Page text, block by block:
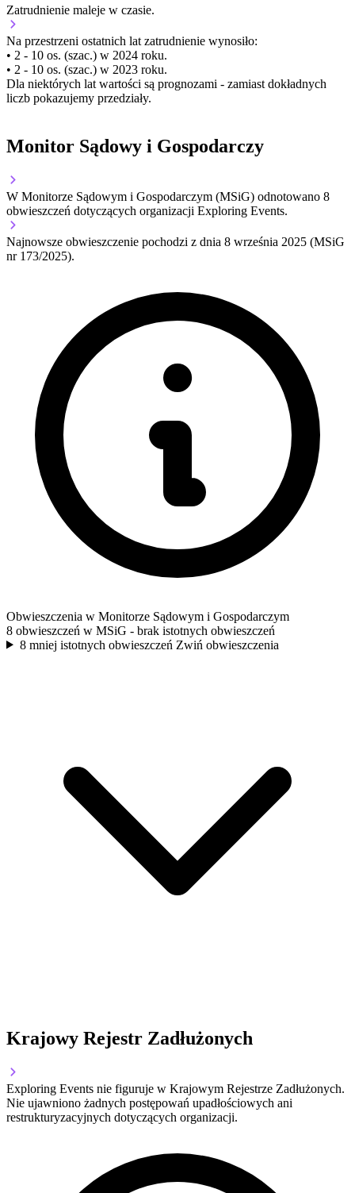
Zatrudnienie maleje w czasie.
Na przestrzeni ostatnich lat zatrudnienie wynosiło:
• 2 - 10 os. (szac.) w 2024 roku.
• 2 - 10 os. (szac.) w 2023 roku.
Dla niektórych lat wartości są prognozami - zamiast dokładnych
liczb pokazujemy przedziały.
Monitor Sądowy i Gospodarczy
W Monitorze Sądowym i Gospodarczym (MSiG) odnotowano 8
obwieszczeń dotyczących organizacji Exploring Events.
Najnowsze obwieszczenie pochodzi z dnia 8 września 2025 (MSiG
nr 173/2025).
Obwieszczenia w Monitorze Sądowym i Gospodarczym
8 obwieszczeń w MSiG - brak istotnych obwieszczeń
8 mniej istotnych obwieszczeń Zwiń obwieszczenia
Krajowy Rejestr Zadłużonych
Exploring Events nie figuruje w Krajowym Rejestrze Zadłużonych.
Nie ujawniono żadnych postępowań upadłościowych ani
restrukturyzacyjnych dotyczących organizacji.